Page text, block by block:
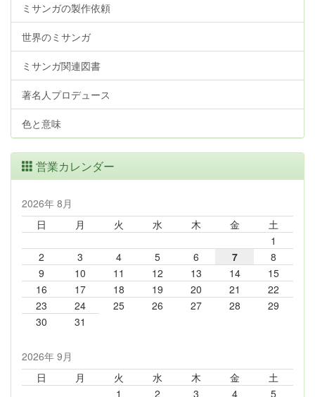
ミサンガの製作依頼
世界のミサンガ
ミサンガ関連図書
著名人プロデュース
色と意味
営業カレンダー
2026年 8月
日
月 火 水 木 金
土
1
2
3 4 5 6 7
8
9
10 11 12 13 14
15
16
17 18 19 20 21
22
23
24 25 26 27 28
29
30
31
2026年 9月
日
月 火 水 木 金
土
1
2 3 4 5